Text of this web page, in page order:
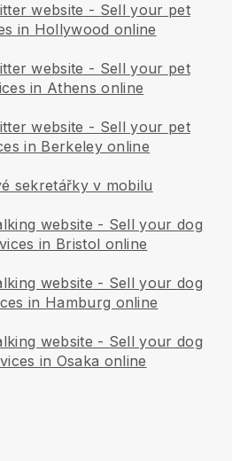
website - Sell your pet
in Hollywood online
website - Sell your pet
in Athens online
website - Sell your pet
in Berkeley online
sekretářky v mobilu
website - Sell your dog
in Bristol online
website - Sell your dog
in Hamburg online
website - Sell your dog
in Osaka online